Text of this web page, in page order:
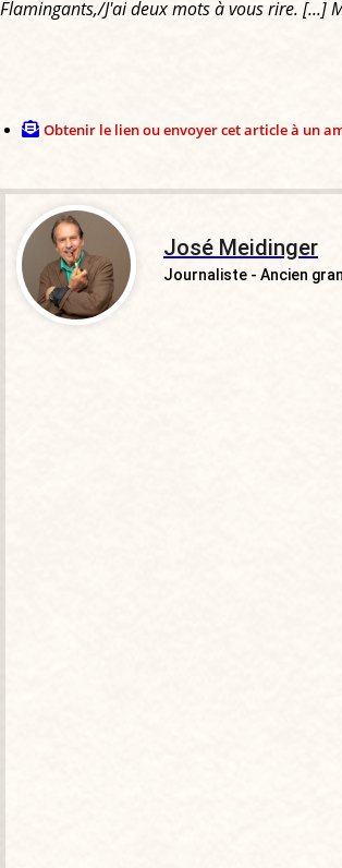
Flamingants,/J'ai deux mots à vous rire. [...]
Obtenir le lien ou envoyer cet article à un
José Meidinger
Journaliste - Ancien